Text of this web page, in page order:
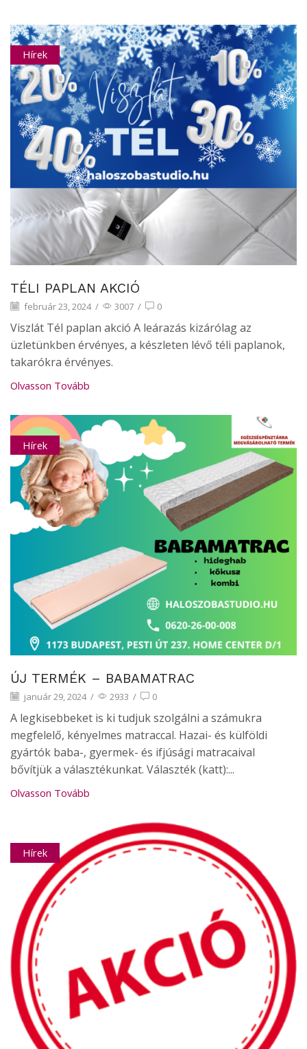
Hírek
TÉLI PAPLAN AKCIÓ
február 23, 2024 / 3007 / 0
Viszlát Tél paplan akció A leárazás kizárólag az
üzletünkben érvényes, a készleten lévő téli paplanok,
takarókra érvényes.
Olvasson Tovább
Hírek
ÚJ TERMÉK – BABAMATRAC
január 29, 2024 / 2933 / 0
A legkisebbeket is ki tudjuk szolgálni a számukra
megfelelő, kényelmes matraccal. Hazai- és külföldi
gyártók baba-, gyermek- és ifjúsági matracaival
bővítjük a választékunkat. Választék (katt):...
Olvasson Tovább
Hírek